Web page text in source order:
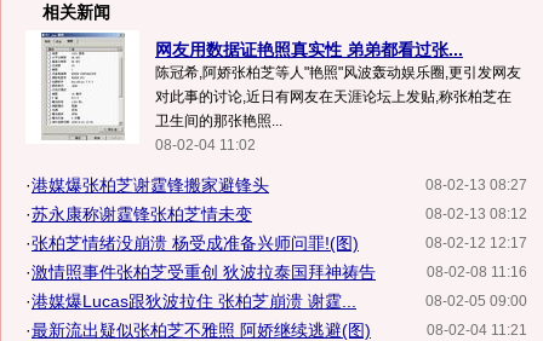
相关新闻
网友用数据证艳照真实性 弟弟都看过张...
陈冠希,阿娇张柏芝等人"艳照"风波轰动娱乐圈,更引发网友
对此事的讨论,近日有网友在天涯论坛上发贴,称张柏芝在
卫生间的那张艳照...
08-02-04 11:02
08-02-13 08:27
·港媒爆张柏芝谢霆锋搬家避锋头
08-02-13 08:12
·苏永康称谢霆锋张柏芝情未变
08-02-12 12:17
·张柏芝情绪没崩溃 杨受成准备兴师问罪!(图)
08-02-08 11:16
·激情照事件张柏芝受重创 狄波拉泰国拜神祷告
08-02-05 09:00
·港媒爆Lucas跟狄波拉住 张柏芝崩溃 谢霆...
08-02-04 11:21
·最新流出疑似张柏芝不雅照 阿娇继续逃避(图)